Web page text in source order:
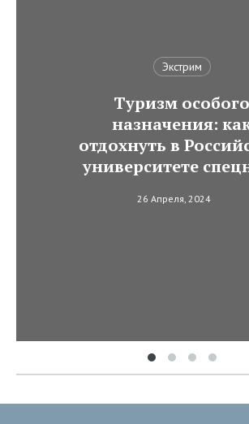
Экстрим
Туризм особого
назначения:
отдохнуть в
университете
26 Апреля, 2024